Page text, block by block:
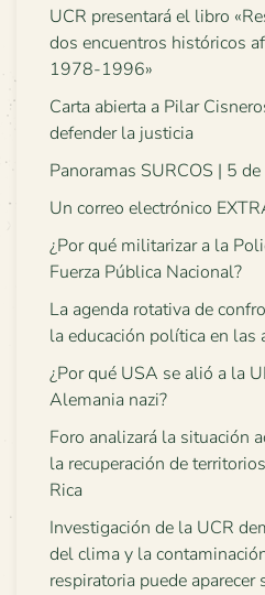
UCR presentará el libro
dos encuentros históricos
1978-1996»
Carta abierta a Pilar
defender la justicia
Panoramas SURCOS | 5
Un correo electrónico
¿Por qué militarizar a la
Fuerza Pública Nacional?
La agenda rotativa de
la educación política en las
¿Por qué USA se alió a la
Alemania nazi?
Foro analizará la situación
la recuperación de
Rica
Investigación de la UCR
del clima y la
respiratoria puede aparecer